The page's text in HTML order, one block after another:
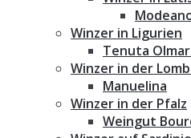
Winzer in Ligurien
Tenuta
Winzer in der
Manuelina
Winzer in der Pfalz
Weingut